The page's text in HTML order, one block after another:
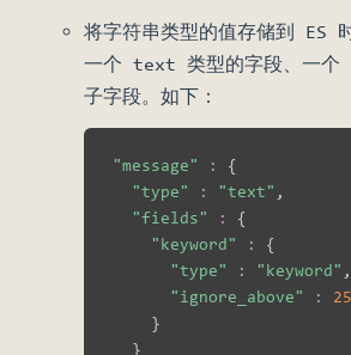
将字符串类型的值存储到 ES
一个 text 类型的字段、一个
子字段。如下：
"message" : {
"type"
: "text" ,
"fields"
: {
"keyword"
: {
"type"
: "keyword" ,
"ignore_above"
:
}
}